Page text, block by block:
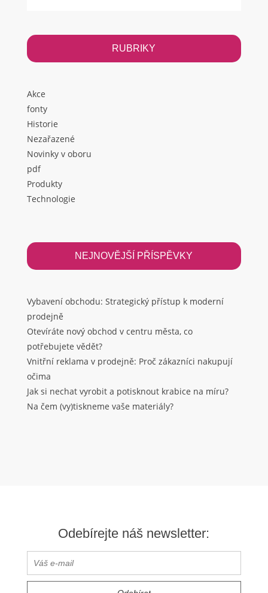
RUBRIKY
Akce
fonty
Historie
Nezařazené
Novinky v oboru
pdf
Produkty
Technologie
NEJNOVĚJŠÍ PŘÍSPĚVKY
Vybavení obchodu: Strategický přístup k moderní
prodejně
Otevíráte nový obchod v centru města, co
potřebujete vědět?
Vnitřní reklama v prodejně: Proč zákazníci nakupují
očima
Jak si nechat vyrobit a potisknout krabice na míru?
Na čem (vy)tiskneme vaše materiály?
Odebírejte náš newsletter: